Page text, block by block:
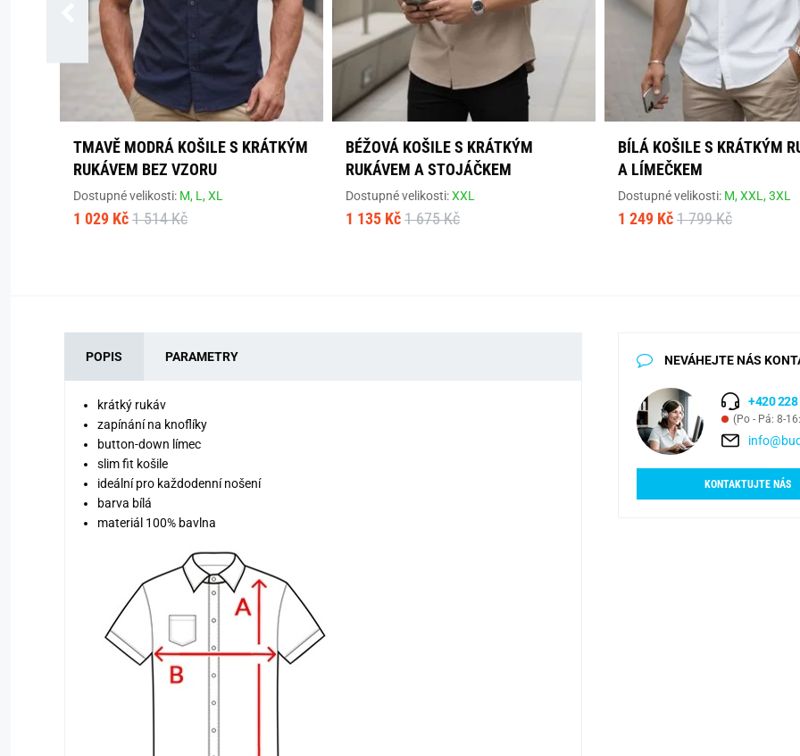
TMAVĚ MODRÁ KOŠILE S KRÁTKÝM
RUKÁVEM BEZ VZORU
Dostupné velikosti: M, L,XL
1 029 Kč 1 514 Kč
BÉŽOVÁ KOŠILE S KRÁTKÝM
RUKÁVEM A STOJÁČKEM
Dostupné velikosti:XXL
1 135 Kč 1 675 Kč
BÍLÁ KOŠILE S KRÁTKÝM
A LÍMEČKEM
Dostupné velikosti: M,XXL,3XL
1 249 Kč 1 799 Kč
POPIS PARAMETRY
krátký rukáv
zapínání na knoflíky
button-down límec
slim fit košile
ideální pro každodenní nošení
barva bílá
materiál 100% bavlna
NEVÁHEJTE NÁS
+420 228
(Po - Pá: 8-
KONTAKTUJTE NÁS